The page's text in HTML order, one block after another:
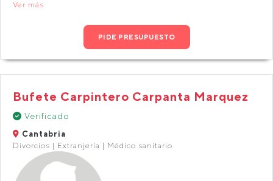
Ver más
PIDE PRESUPUESTO
Bufete Carpintero Carpanta Marquez
Verificado
Cantabria
Divorcios | Extranjería | Médico sanitario